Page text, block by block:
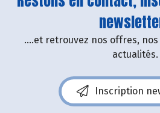
....et retrouvez nos offres,
actualités.
Inscription